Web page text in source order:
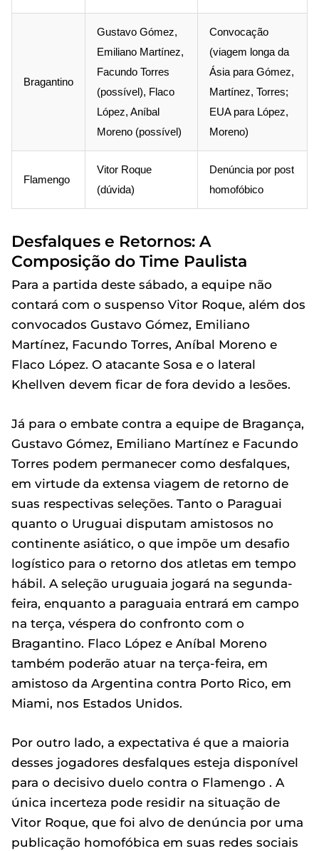
Bragantino
Gustavo Gómez,
Emiliano Martínez,
Facundo Torres
(possível), Flaco
López, Aníbal
Moreno (possível)
Convocação
(viagem longa da
Ásia para Gómez,
Martínez, Torres;
EUA para López,
Moreno)
Flamengo
Vitor Roque
(dúvida)
Denúncia por post
homofóbico
Desfalques e Retornos: A
Composição do Time Paulista
Para a partida deste sábado, a equipe não
contará com o suspenso Vitor Roque, além dos
convocados Gustavo Gómez, Emiliano
Martínez, Facundo Torres, Aníbal Moreno e
Flaco López. O atacante Sosa e o lateral
Khellven devem ficar de fora devido a lesões.
Já para o embate contra a equipe de Bragança,
Gustavo Gómez, Emiliano Martínez e Facundo
Torres podem permanecer como desfalques,
em virtude da extensa viagem de retorno de
suas respectivas seleções. Tanto o Paraguai
quanto o Uruguai disputam amistosos no
continente asiático, o que impõe um desafio
logístico para o retorno dos atletas em tempo
hábil. A seleção uruguaia jogará na segunda-
feira, enquanto a paraguaia entrará em campo
na terça, véspera do confronto com o
Bragantino. Flaco López e Aníbal Moreno
também poderão atuar na terça-feira, em
amistoso da Argentina contra Porto Rico, em
Miami, nos Estados Unidos.
Por outro lado, a expectativa é que a maioria
desses jogadores desfalques esteja disponível
para o decisivo duelo contra o Flamengo . A
única incerteza pode residir na situação de
Vitor Roque, que foi alvo de denúncia por uma
publicação homofóbica em suas redes sociais